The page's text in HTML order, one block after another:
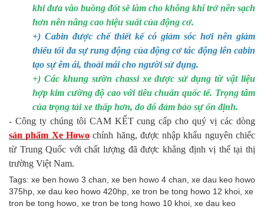
khi đưa vào buồng đốt sẽ làm cho không khí trở nên sạch
hơn nên nâng cao hiệu suất của động cơ.
+) Cabin được chế thiết kế có giảm sóc hơi nên giảm
thiểu tối đa sự rung động của động cơ tác động lên cabin
tạo sự êm ái, thoải mái cho người sử dụng.
+) Các khung sườn chassi xe được sử dụng từ vật liệu
hợp kim cường độ cao với tiêu chuẩn quốc tế. Trọng tâm
của trọng tải xe thấp hơn, do đó đảm bảo sự ổn định.
- Công ty chúng tôi CAM KẾT cung cấp cho quý vị các dòng
sản phẩm Xe Howochính hãng, được nhập khẩu nguyên chiếc
từ Trung Quốc với chất lượng đã được khẳng định vị thế tại thị
trường Việt Nam.
Tags: xe ben howo 3 chan xe ben howo 4 chan xe dau keo howo
375hp xe dau keo howo 420hp xe tron be tong howo 12 khoi xe
tron be tong howo xe tron be tong howo 10 khoi xe dau keo